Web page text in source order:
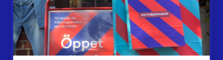
Inlämningsplatser
Om Myrorna
Lediga jobb
Pressrum